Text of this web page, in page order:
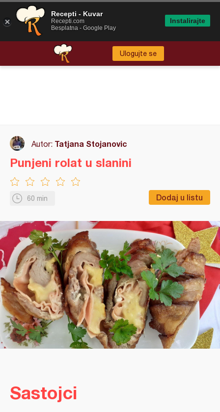
Ulogujte se
Autor: Tatjana Stojanovic
60 min Dodaj u listu
Punjeni rolat u slanini
Sastojci
Recepti - Kuvar
Recepti.com
Besplatna - Google Play
Instalirajte